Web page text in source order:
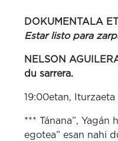
DOKUMENTALA
Estar listo para
NELSON
du sarrera.
19:00etan, Iturzaeta
*** Tánana”, Yagán
egotea” esan nahi